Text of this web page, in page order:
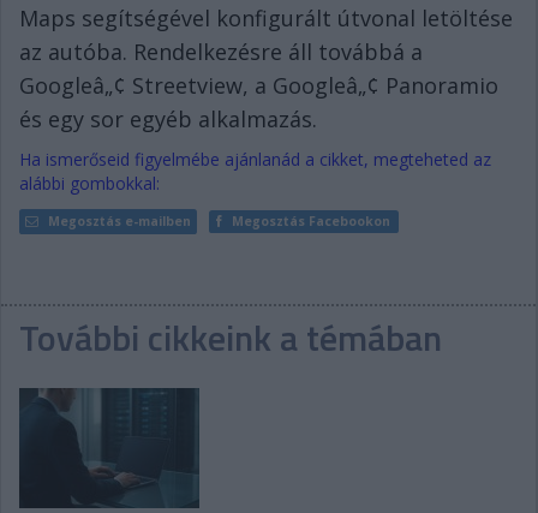
Maps segítségével konfigurált útvonal letöltése
az autóba. Rendelkezésre áll továbbá a
Googleâ„¢ Streetview, a Googleâ„¢ Panoramio
és egy sor egyéb alkalmazás.
Ha ismerőseid figyelmébe ajánlanád a cikket, megteheted az
alábbi gombokkal:
Megosztás e-mailben Megosztás Facebookon
További cikkeink a témában